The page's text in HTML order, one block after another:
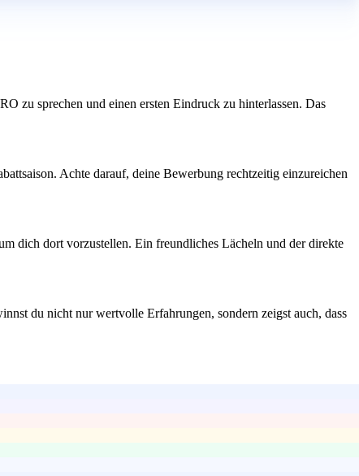
zu sprechen und einen ersten Eindruck zu hinterlassen. Das
Achte darauf, deine Bewerbung rechtzeitig einzureichen
dich dort vorzustellen. Ein freundliches Lächeln und der direkte
du nicht nur wertvolle Erfahrungen, sondern zeigst auch, dass